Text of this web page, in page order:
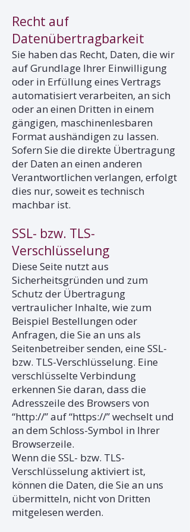
Recht auf
Datenübertragbarkeit
Sie haben das Recht, Daten, die wir
auf Grundlage Ihrer Einwilligung
oder in Erfüllung eines Vertrags
automatisiert verarbeiten, an sich
oder an einen Dritten in einem
gängigen, maschinenlesbaren
Format aushändigen zu lassen.
Sofern Sie die direkte Übertragung
der Daten an einen anderen
Verantwortlichen verlangen, erfolgt
dies nur, soweit es technisch
machbar ist.
SSL- bzw. TLS-
Verschlüsselung
Diese Seite nutzt aus
Sicherheitsgründen und zum
Schutz der Übertragung
vertraulicher Inhalte, wie zum
Beispiel Bestellungen oder
Anfragen, die Sie an uns als
Seitenbetreiber senden, eine SSL-
bzw. TLS-Verschlüsselung. Eine
verschlüsselte Verbindung
erkennen Sie daran, dass die
Adresszeile des Browsers von
“http://” auf “https://” wechselt und
an dem Schloss-Symbol in Ihrer
Browserzeile.
Wenn die SSL- bzw. TLS-
Verschlüsselung aktiviert ist,
können die Daten, die Sie an uns
übermitteln, nicht von Dritten
mitgelesen werden.